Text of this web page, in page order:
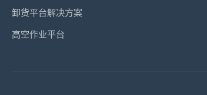
卸货平台解决方案
高空作业平台